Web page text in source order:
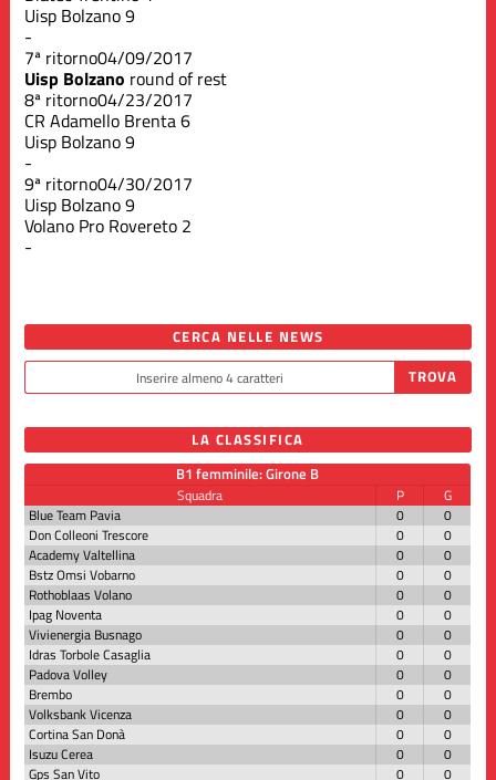
Uisp Bolzano9
-
7ª ritorno04/09/2017
Uisp Bolzano round of rest
8ª ritorno04/23/2017
CR Adamello Brenta6
Uisp Bolzano9
-
9ª ritorno04/30/2017
Uisp Bolzano9
Volano Pro Rovereto 2
-
CERCA NELLE NEWS
LA CLASSIFICA
B1 femminile: Girone B
Squadra P
G
Blue Team Pavia
0
0
Don Colleoni Trescore
0
0
Academy Valtellina
0
0
Bstz Omsi Vobarno
0
0
Rothoblaas Volano
0
0
Ipag Noventa
0
0
Vivienergia Busnago
0
0
Idras Torbole Casaglia
0
0
Padova Volley
0
0
Brembo
0
0
Volksbank Vicenza
0
0
Cortina San Donà
0
0
Isuzu Cerea
0
0
Gps San Vito
0 0